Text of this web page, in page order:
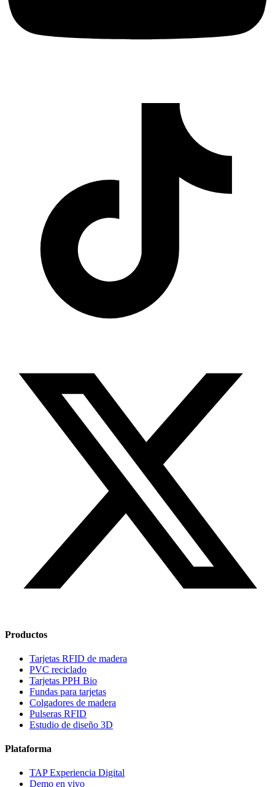
Productos
Tarjetas RFID de madera
PVC reciclado
Tarjetas PPH Bio
Fundas para tarjetas
Colgadores de madera
Pulseras RFID
Estudio de diseño 3D
Plataforma
TAP Experiencia Digital
Demo en vivo